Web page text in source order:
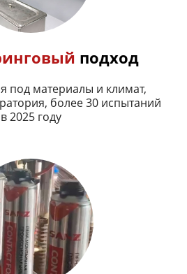
подход
под материалы и климат,
более 30 испытаний
в 2025 году